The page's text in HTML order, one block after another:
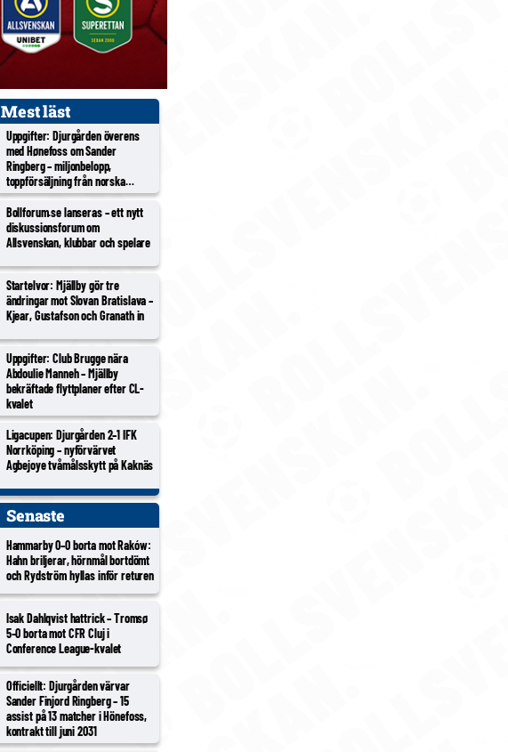
Mest läst
Uppgifter: Djurgården överens
med Hønefoss om Sander
Ringberg – miljonbelopp,
toppförsäljning från norska
tredjeligan
Bollforum.se lanseras – ett nytt
diskussionsforum om
Allsvenskan, klubbar och spelare
Startelvor: Mjällby gör tre
ändringar mot Slovan Bratislava –
Kjear, Gustafson och Granath in
Uppgifter: Club Brugge nära
Abdoulie Manneh – Mjällby
bekräftade flyttplaner efter CL-
kvalet
Ligacupen: Djurgården 2–1 IFK
Norrköping – nyförvärvet
Agbejoye tvåmålsskytt på Kaknäs
Senaste
Hammarby 0–0 borta mot Raków:
Hahn briljerar, hörnmål bortdömt
och Rydström hyllas inför returen
Isak Dahlqvist hattrick – Tromsø
5–0 borta mot CFR Cluj i
Conference League-kvalet
Officiellt: Djurgården värvar
Sander Finjord Ringberg – 15
assist på 13 matcher i Hönefoss,
kontrakt till juni 2031